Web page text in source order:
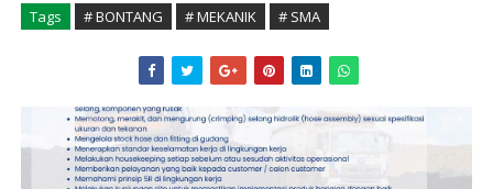
Tags # BONTANG # MEKANIK # SMA